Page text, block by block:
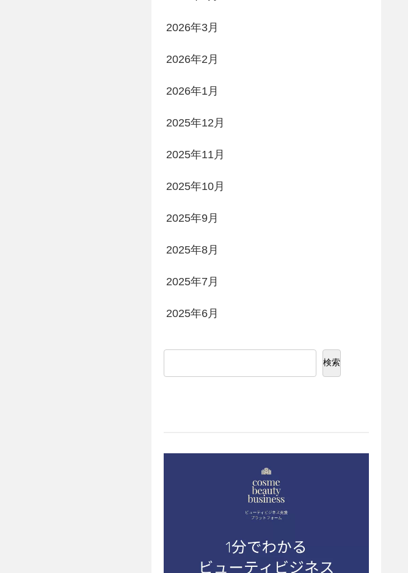
2026年3月
2026年2月
2026年1月
2025年12月
2025年11月
2025年10月
2025年9月
2025年8月
2025年7月
2025年6月
検索